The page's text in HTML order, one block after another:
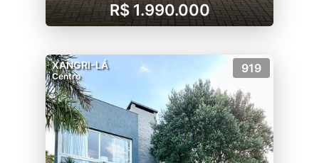
R$ 1.990.000
XANGRI-LÁ
Centro
919